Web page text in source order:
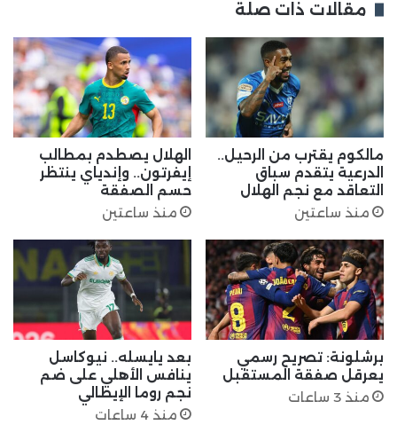
مقالات ذات صلة
مالكوم يقترب من الرحيل..
الدرعية يتقدم سباق
التعاقد مع نجم الهلال
منذ ساعتين
الهلال يصطدم بمطالب
إيفرتون.. وإندياي ينتظر
حسم الصفقة
منذ ساعتين
برشلونة: تصريح رسمي
يعرقل صفقة المستقبل
منذ 3 ساعات
بعد يايسله.. نيوكاسل
ينافس الأهلي على ضم
نجم روما الإيطالي
منذ 4 ساعات